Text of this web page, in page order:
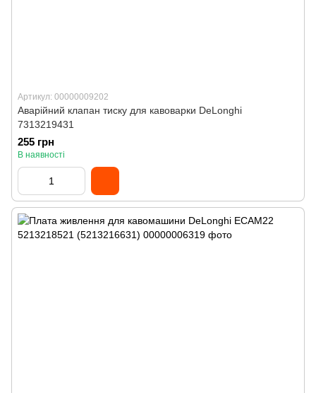
Артикул: 00000009202
Аварійний клапан тиску для кавоварки DeLonghi
7313219431
255 грн
В наявності